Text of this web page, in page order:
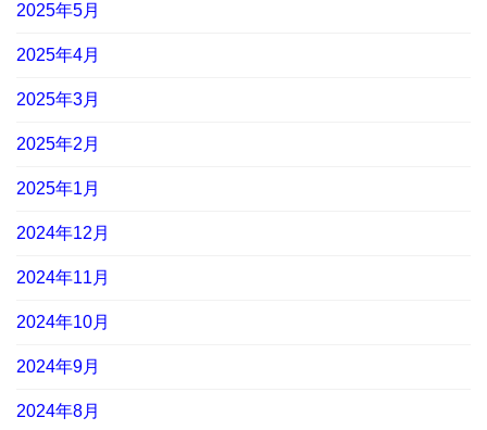
2025年5月
2025年4月
2025年3月
2025年2月
2025年1月
2024年12月
2024年11月
2024年10月
2024年9月
2024年8月